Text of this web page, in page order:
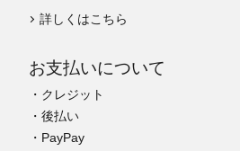
詳しくはこちら
お支払いについて
・クレジット
・後払い
・PayPay